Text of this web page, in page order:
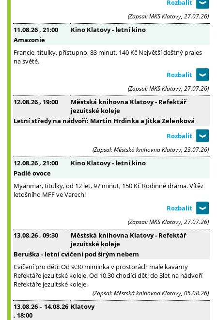
(Zapsal: MKS Klatovy, 27.07.26)
11.08.26 , 21:00
Kino Klatovy - letní kino
Amazonie
Francie, titulky, přístupno, 83 minut, 140 Kč Největší deštný prales
na světě.
(Zapsal: MKS Klatovy, 27.07.26)
12.08.26 , 19:00
Městská knihovna Klatovy - Refektář
jezuitské koleje
Letní středy na nádvoří: Martin Hrdinka a Jitka Zelenková
(Zapsal: Městská knihovna Klatovy, 23.07.26)
12.08.26 , 21:00
Kino Klatovy - letní kino
Padlé ovoce
Myanmar, titulky, od 12 let, 97 minut, 150 Kč Rodinné drama. Vítěz
letošního MFF ve Varech!
(Zapsal: MKS Klatovy, 27.07.26)
13.08.26 , 09:30
Městská knihovna Klatovy - Refektář
jezuitské koleje
Beruška - letní cvičení pod širým nebem
Cvičení pro děti: Od 9.30 miminka v prostorách malé kavárny
Refektáře jezuitské koleje. Od 10.30 chodící děti do 3let na nádvoří
Refektáře jezuitské koleje.
(Zapsal: Městská knihovna Klatovy, 05.08.26)
13.08.26– 14.08.26
, 18:00
Klatovy